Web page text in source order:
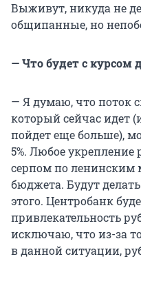
Выживут, никуда не
общипанные, но
— Что будет с курсом
— Я думаю, что поток
который сейчас идет
пойдет еще больше),
5%. Любое укрепление
серпом по ленинским
бюджета. Будут
этого. Центробанк
привлекательность
исключаю, что из-за
в данной ситуации,